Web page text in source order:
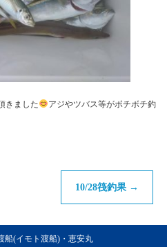
きました
アジやツバス等がボチボチ釣
10/28筏釣果 →
船(イモト渡船)・恵安丸